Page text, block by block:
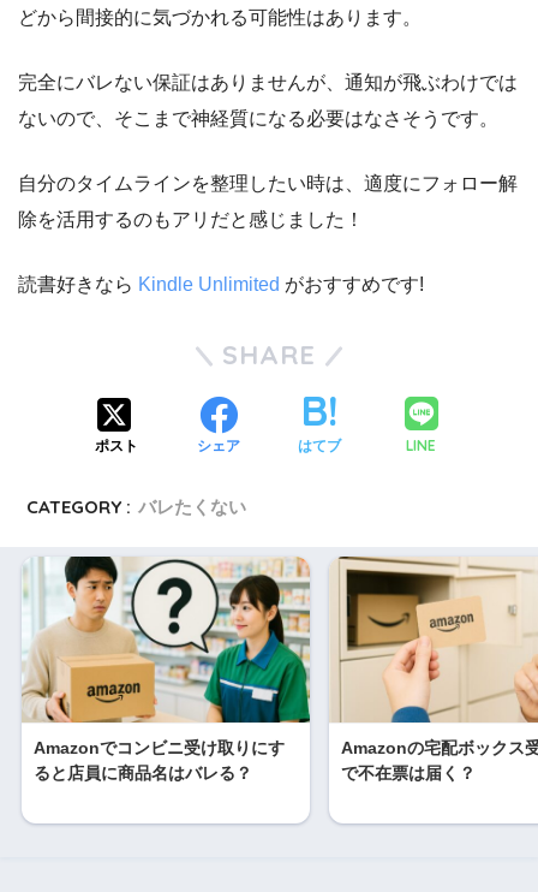
どから間接的に気づかれる可能性はあります。
完全にバレない保証はありませんが、通知が飛ぶわけでは
ないので、そこまで神経質になる必要はなさそうです。
自分のタイムラインを整理したい時は、適度にフォロー解
除を活用するのもアリだと感じました！
読書好きなら Kindle Unlimited がおすすめです!
SHARE
ポスト シェア はてブ LINE
CATEGORY : バレたくない
Amazonでコンビニ受け取りにす
ると店員に商品名はバレる？
Amazonの宅配ボックス
で不在票は届く？